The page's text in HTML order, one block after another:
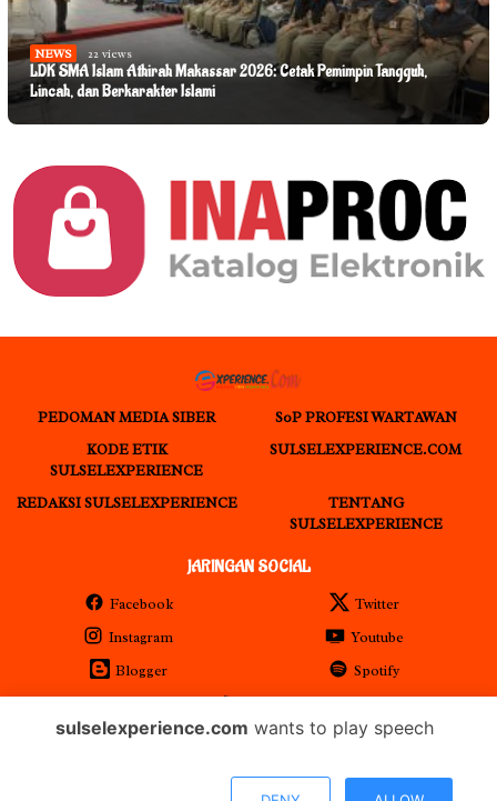
NEWS 22 views
LDK SMA Islam Athirah Makassar 2026: Cetak Pemimpin Tangguh,
Lincah, dan Berkarakter Islami
PEDOMAN MEDIA SIBER
S0P PROFESI WARTAWAN
KODE ETIK
SULSELEXPERIENCE
SULSELEXPERIENCE.COM
REDAKSI SULSELEXPERIENCE
TENTANG
SULSELEXPERIENCE
JARINGAN SOCIAL
Facebook
Twitter
Instagram
Youtube
Blogger
Spotify
RSS
𝐏𝐓 𝕰𝖝𝖕𝖊𝖗𝖎𝖊𝖓𝖈𝖊 𝕸𝖊𝖉𝖎𝖆 𝖀𝖙𝖆𝖒𝖆 𝕋𝕖𝕣𝕕𝕒𝕗𝕥𝕒𝕣 𝖊-𝕮𝖆𝖙𝖆𝖑𝖔𝖌 𝐁𝐞𝐥𝐚𝐧𝐣𝐚 𝐌𝐞𝐝𝐢𝐚
sulselexperience.com wants to play speech